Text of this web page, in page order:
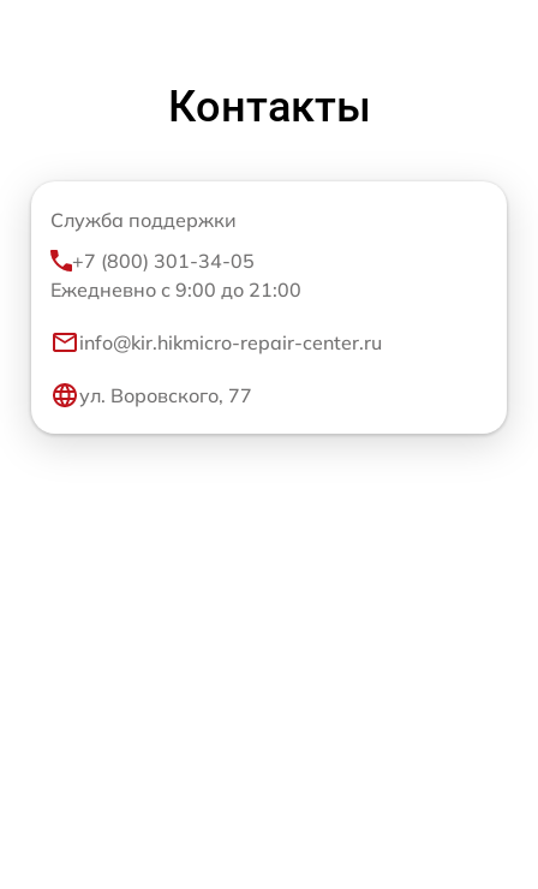
Контакты
Служба поддержки
+7 (800) 301-34-05
Ежедневно с 9:00 до 21:00
info@kir.hikmicro-repair-center.ru
ул. Воровского, 77